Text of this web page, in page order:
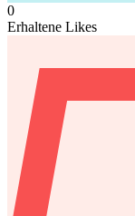
0
Erhaltene Likes